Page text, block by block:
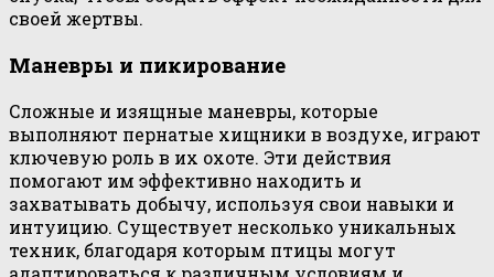
своей жертвы.
Маневры и пикирование
Сложные и изящные маневры, которые
выполняют пернатые хищники в воздухе, играют
ключевую роль в их охоте. Эти действия
помогают им эффективно находить и
захватывать добычу, используя свои навыки и
интуицию. Существует несколько уникальных
техник, благодаря которым птицы могут